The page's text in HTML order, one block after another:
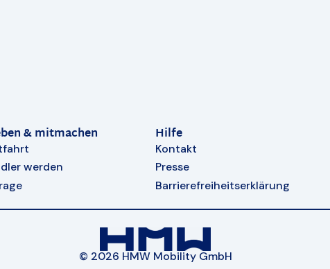
& mitmachen
werden
Hilfe
Kontakt
Presse
Barrierefreiheitserklärung
© 2026 HMW Mobility GmbH